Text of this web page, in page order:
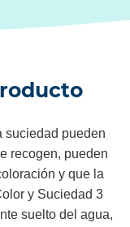
suciedad pueden
recogen, pueden
y que la
y Suciedad 3
suelto del agua,